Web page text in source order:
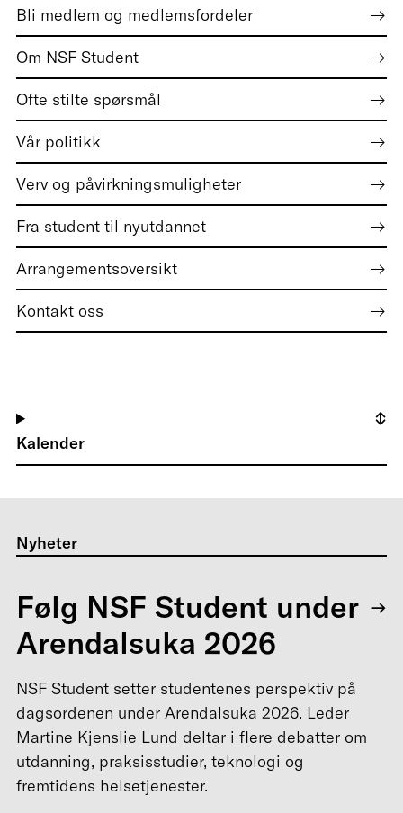
Bli medlem og medlemsfordeler
Om NSF Student
Ofte stilte spørsmål
Vår politikk
Verv og påvirkningsmuligheter
Fra student til nyutdannet
Arrangementsoversikt
Kontakt oss
Kalender
Nyheter
Følg NSF Student under
Arendalsuka 2026
NSF Student setter studentenes perspektiv på
dagsordenen under Arendalsuka 2026. Leder
Martine Kjenslie Lund deltar i flere debatter om
utdanning, praksisstudier, teknologi og
fremtidens helsetjenester.